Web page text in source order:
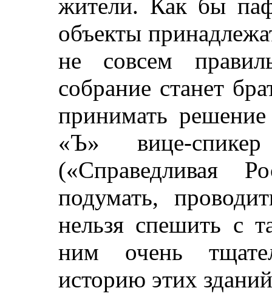
жители. Как бы
объекты
не совсем
собрание станет
принимать
«Ъ» вице-
(«Справедливая
подумать,
нельзя спешить с
ним очень
историю этих